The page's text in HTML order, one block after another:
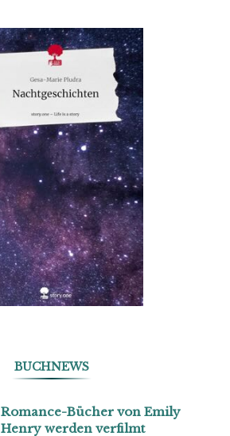
BUCHNEWS
Romance-Bücher von Emily
Henry werden verfilmt